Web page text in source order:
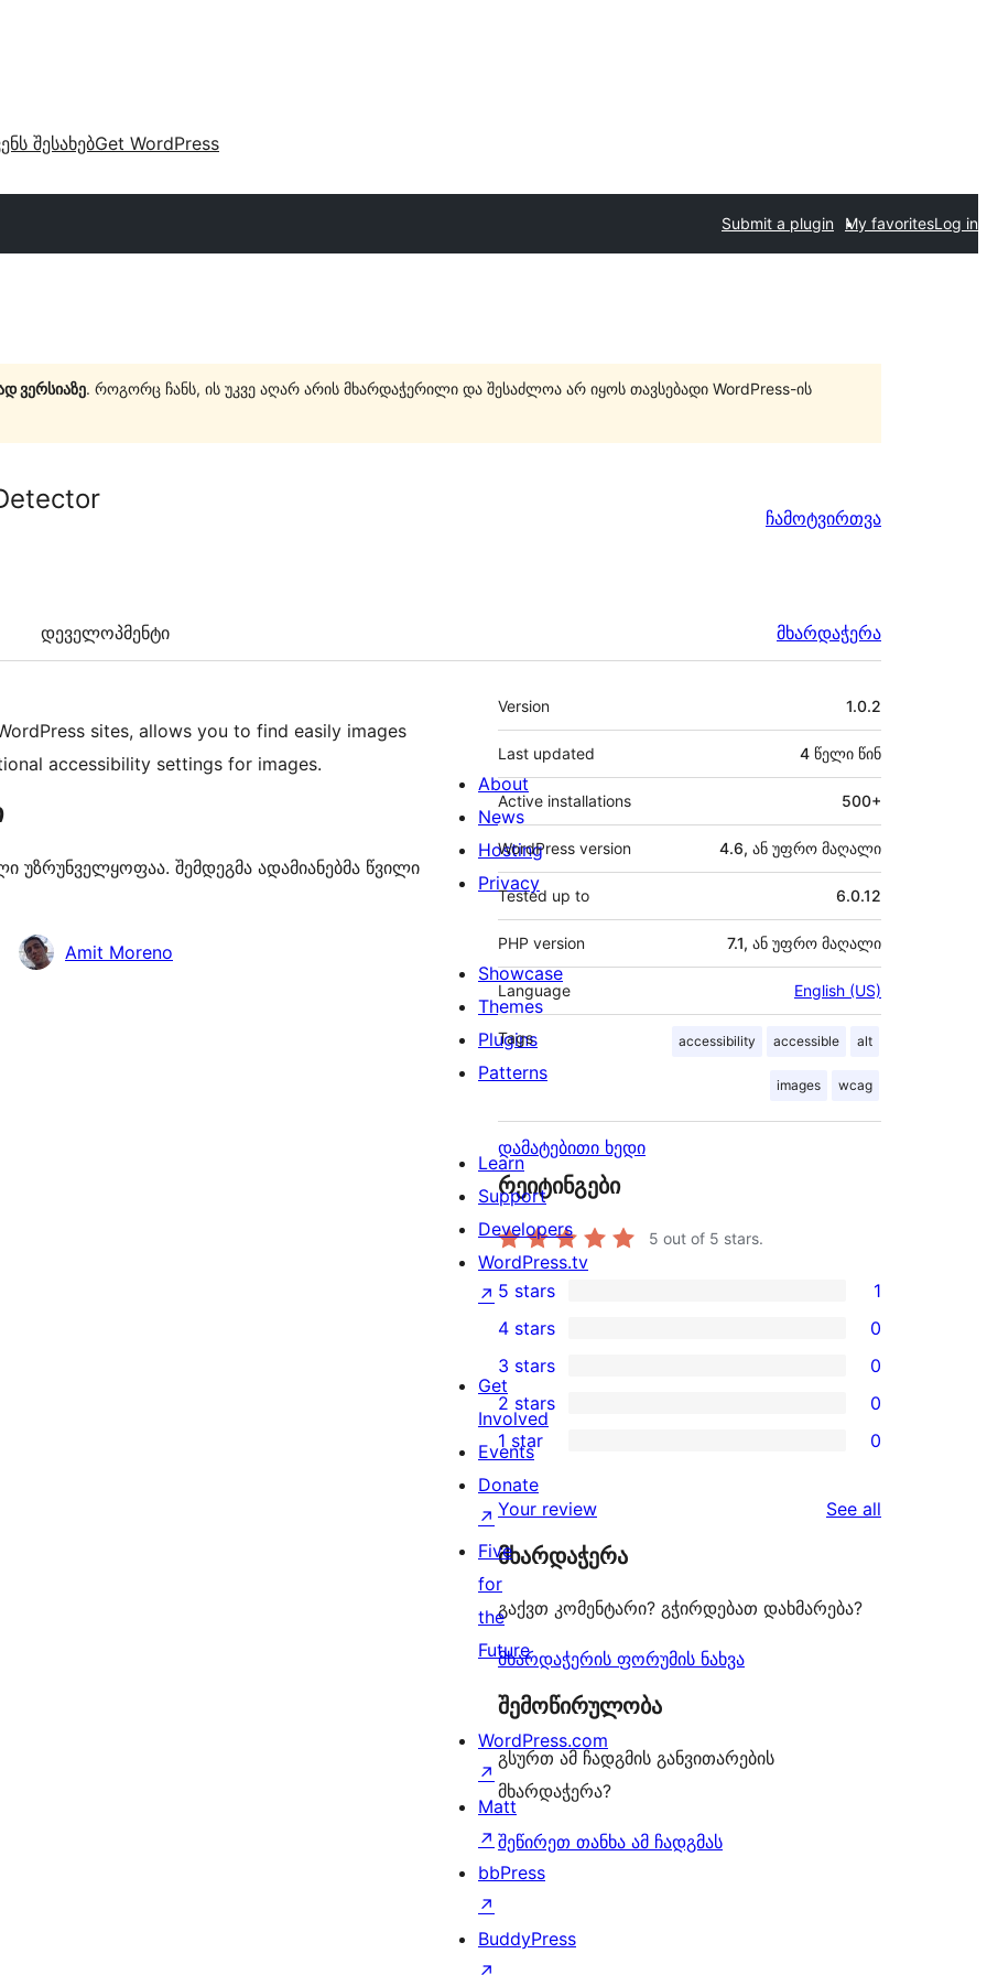
შესახებGet WordPress
Submit a plugin My favoritesLog in
ვერსიაზე. როგორც ჩანს, ის უკვე აღარ არის მხარდაჭერილი და შესაძლოა არ იყოს თავსებადი WordPress-ის
ჩამოტვირთვა
დეველოპმენტი მხარდაჭერა
sites, allows you to find easily images
accessibility settings for images.
უზრუნველყოფაა. შემდეგმა ადამიანებმა წვილი
Amit Moreno
მეტა
Version 1.0.2
Last updated 4 წელი წინ
Active installations 500+
WordPress version 4.6, ან უფრო მაღალი
Tested up to 6.0.12
PHP version 7.1, ან უფრო მაღალი
Language English (US)
Tags accessibility accessible alt
images wcag
დამატებითი ხედი
რეიტინგები
5 out of 5 stars.
1
5-
star
review
5 stars 1
4-
star
reviews
4 stars 0
0
3-
star
reviews
3 stars 0
0
2-
star
reviews
2 stars 0
0
1-
star
reviews
1 star 0
Your review See all
მხარდაჭერა
გაქვთ კომენტარი? გჭირდებათ დახმარება?
მხარდაჭერის ფორუმის ნახვა
შემოწირულობა
გსურთ ამ ჩადგმის განვითარების
მხარდაჭერა?
შეწირეთ თანხა ამ ჩადგმას
About
News
Hosting
Privacy
Showcase
Themes
Plugins
Patterns
Learn
Support
Developers
WordPress.tv
↗
Get
Involved
Events
Donate
↗
Five
for
the
Future
WordPress.com
↗
Matt
↗
bbPress
↗
BuddyPress